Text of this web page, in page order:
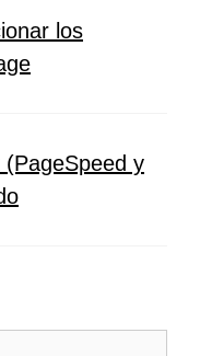
los
y